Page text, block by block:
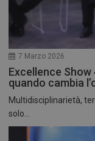
7 Marzo 2026
Excellence
quando cambia
Multidisciplinarietà,
solo...